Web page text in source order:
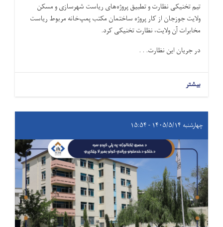
تیم تخنیکی نظارت و تطبیق پروژه‌های ریاست شهرسازی و مسکن
ولایت جوزجان از کار پروژه ساختمان مکتب پمپ‌خانه مربوط ریاست
مخابرات آن ولایت، نظارت تخنیکی کرد.
در جریان این نظارت. . .
بیشتر
چهارشنبه ۱۴۰۵/۵/۱۴ - ۱۵:۵۴